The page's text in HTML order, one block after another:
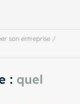
son entreprise /
: quel